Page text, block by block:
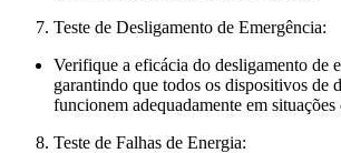
Teste de Desligamento de Emergência:
Verifique a eficácia do desligamento de
garantindo que todos os dispositivos de
funcionem adequadamente em situações
Teste de Falhas de Energia: